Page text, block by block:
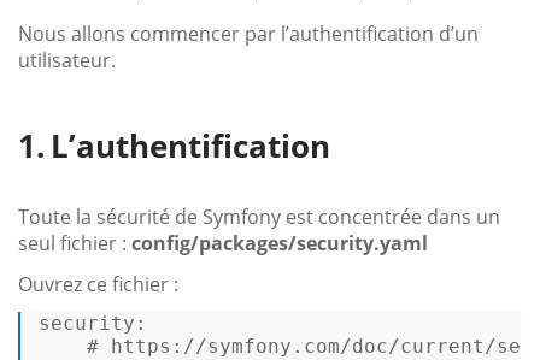
Nous allons commencer par l’authentification d’un
utilisateur.
L’authentification
Toute la sécurité de Symfony est concentrée dans un
seul fichier : config/packages/security.yaml
Ouvrez ce fichier :
security:
# https://symfony.com/doc/current/